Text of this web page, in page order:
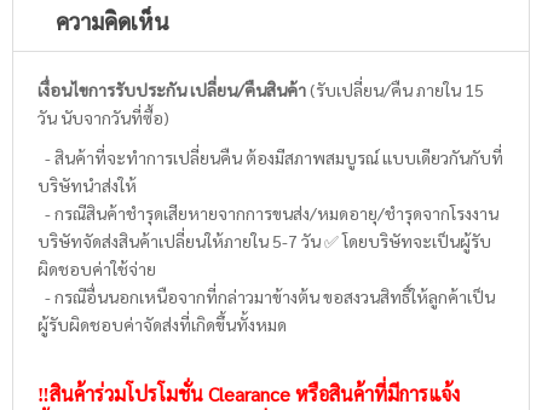
ความคิดเห็น
เงื่อนไขการรับประกัน เปลี่ยน/คืนสินค้า(รับเปลี่ยน/คืน ภายใน 15
วัน นับจากวันที่ซื้อ)
- สินค้าที่จะทำการเปลี่ยนคืน ต้องมีสภาพสมบูรณ์ แบบเดียวกันกับที่
บริษัทนำส่งให้
- กรณีสินค้าชำรุดเสียหายจากการขนส่ง/หมดอายุ/ชำรุดจากโรงงาน
บริษัทจัดส่งสินค้าเปลี่ยนให้ภายใน 5-7 วัน ✅ โดยบริษัทจะเป็นผู้รับ
ผิดชอบค่าใช้จ่าย
- กรณีอื่นนอกเหนือจากที่กล่าวมาข้างต้น ขอสงวนสิทธิ์ให้ลูกค้าเป็น
ผู้รับผิดชอบค่าจัดส่งที่เกิดขึ้นทั้งหมด
‼️สินค้าร่วมโปรโมชั่น Clearance หรือสินค้าที่มีการแจ้ง